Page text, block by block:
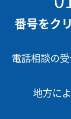
番号をク
電話相談の
地方に